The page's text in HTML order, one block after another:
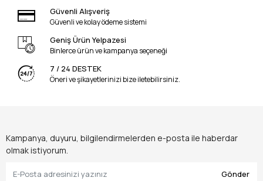
Güvenli Alışveriş
Güvenli ve kolay ödeme sistemi
Geniş Ürün Yelpazesi
Binlerce ürün ve kampanya seçeneği
7 / 24 DESTEK
Öneri ve şikayetlerinizi bize iletebilirsiniz.
Kampanya, duyuru, bilgilendirmelerden e-posta ile haberdar
olmak istiyorum.
Gönder